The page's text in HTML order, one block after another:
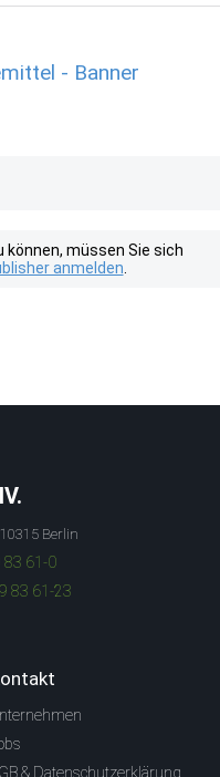
- Banner
müssen Sie sich
anmelden
Berlin
83 61-0
83 61-23
& Datenschutzerklärung